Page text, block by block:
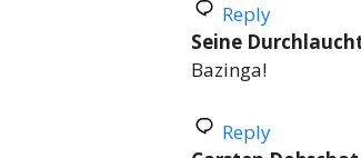
Reply
Seine
Bazinga!
Reply